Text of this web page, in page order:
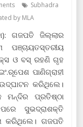
Subhadra
by MLA
ଗଜପତି ଜିଲ୍ଲାର
ପଞ୍ଚାୟତସ୍ତରୀୟ
ଓ ବସ୍ ରହଣି ଗୃହ
ପାଣିଗ୍ରାହୀ
କରିଥିଲେ।
ମନ୍ଦିର ପ୍ରତିଷ୍ଠା
ସୁଭଦ୍ରାଶକ୍ତି
କରିଥିଲେ। ଗଜପତି